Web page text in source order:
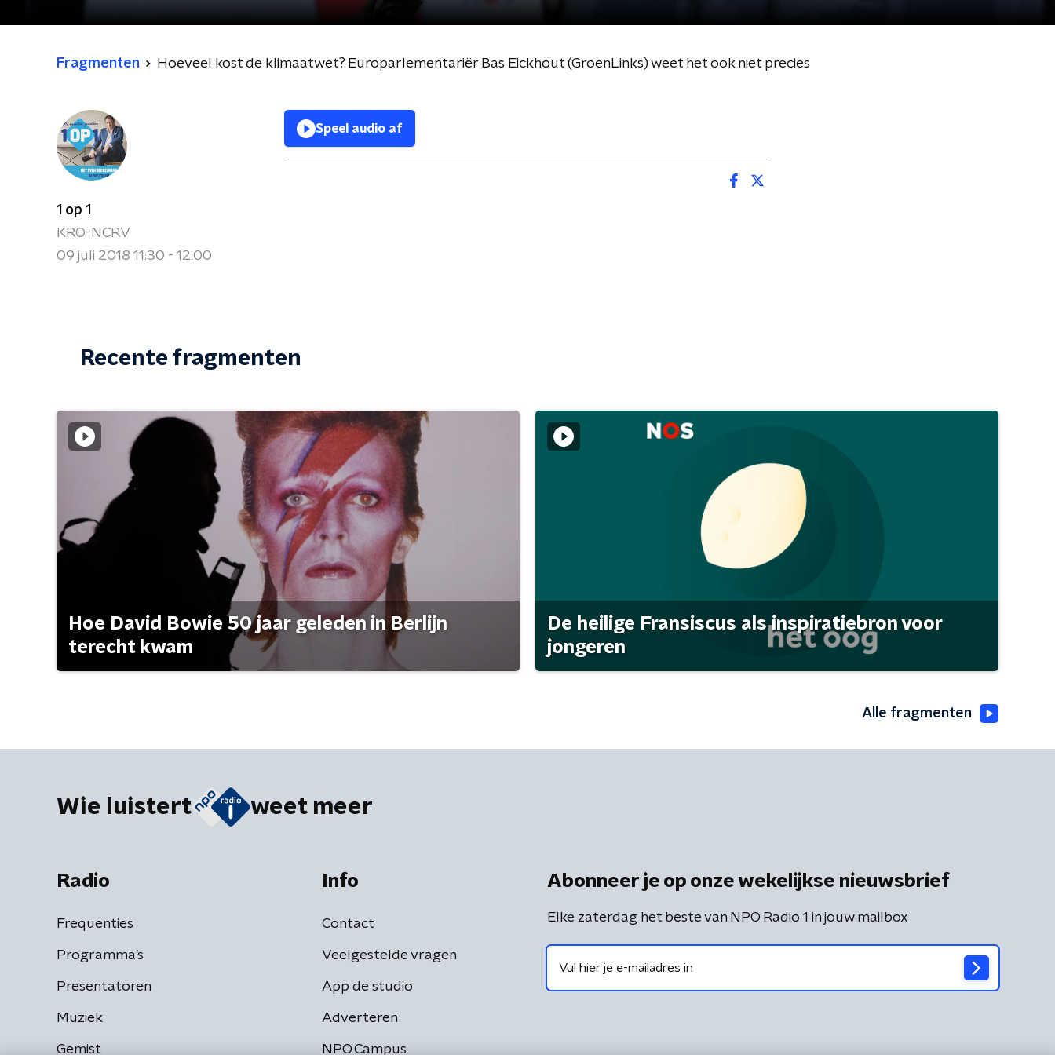
Fragmenten Hoeveel kost de klimaatwet? Europarlementariër Bas Eickhout (GroenLinks) weet het ook niet precies
1 op 1
KRO-NCRV
09 juli 2018 11:30 - 12:00
Speel audio af
Recente fragmenten
Hoe David Bowie 50 jaar geleden in Berlijn
terecht kwam
De heilige Fransiscus als inspiratiebron voor
jongeren
Alle fragmenten
Wie luistert weet meer
Radio
Frequenties
Programma's
Presentatoren
Muziek
Gemist
Info
Contact
Veelgestelde vragen
App de studio
Adverteren
NPO Campus
Abonneer je op onze wekelijkse nieuwsbrief
Elke zaterdag het beste van NPO Radio 1 in jouw mailbox